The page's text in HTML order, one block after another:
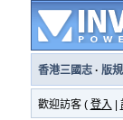
香港三國志· 版規
歡迎訪客 ( 登入